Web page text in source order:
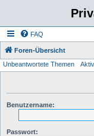
FAQ
Foren-Übersicht
Unbeantwortete Themen
Benutzername:
Passwort: